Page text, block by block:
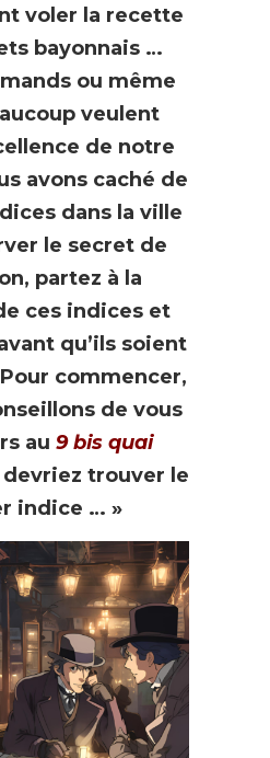
voler la recette
bayonnais …
ou même
veulent
de notre
avons caché de
dans la ville
le secret de
partez à la
ces indices et
qu’ils soient
commencer,
de vous
au 9 bis quai
devriez trouver le
indice … »